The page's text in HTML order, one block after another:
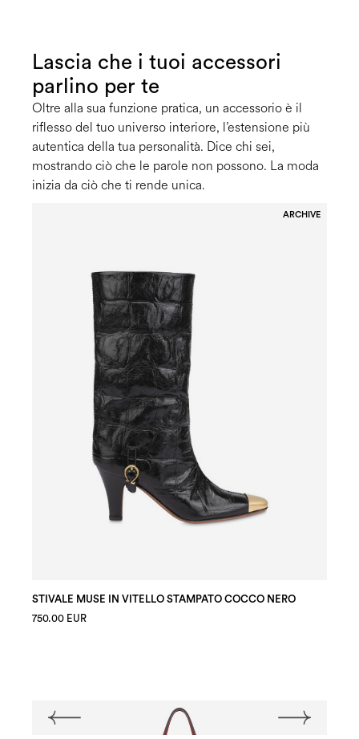
Lascia che i tuoi accessori
parlino per te
Oltre alla sua funzione pratica, un accessorio è il
riflesso del tuo universo interiore, l’estensione più
autentica della tua personalità. Dice chi sei,
mostrando ciò che le parole non possono. La moda
inizia da ciò che ti rende unica.
ARCHIVE
STIVALE MUSE IN VITELLO STAMPATO COCCO NERO
750.00 EUR